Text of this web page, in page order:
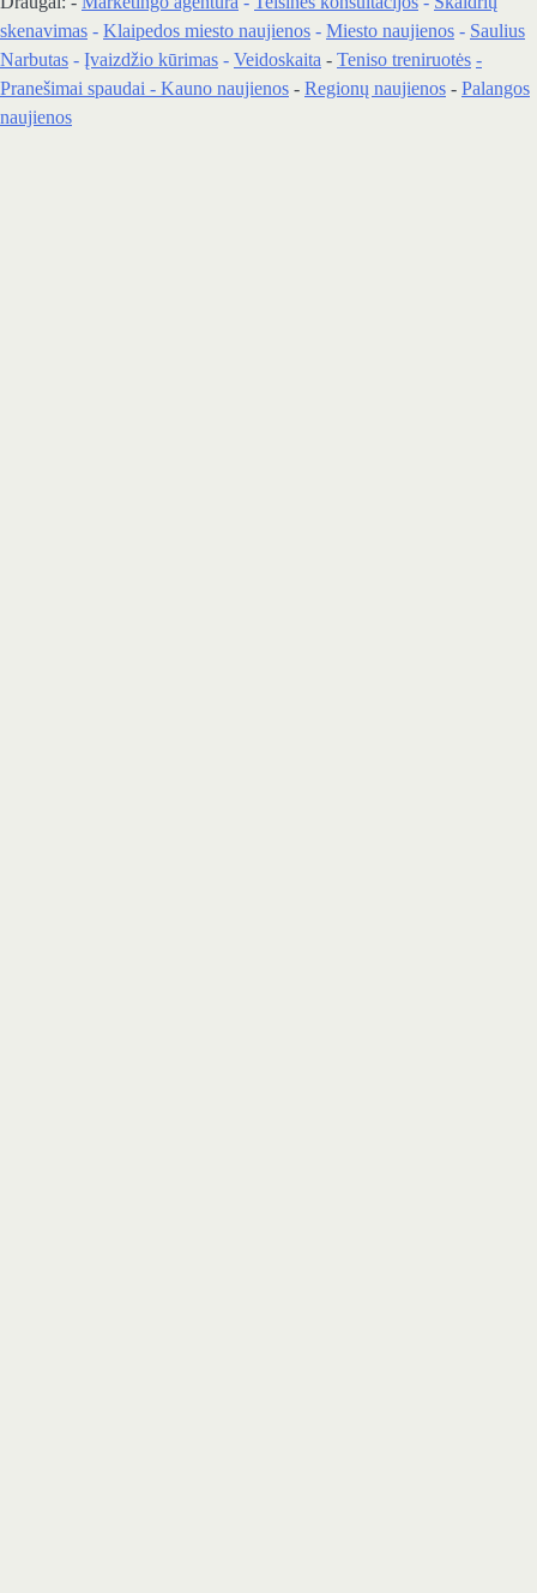
skenavimas - Klaipedos miesto naujienos - Miesto naujienos - Saulius
Narbutas - Įvaizdžio kūrimas - Veidoskaita - Teniso treniruotės -
Pranešimai spaudai - Kauno naujienos - Regionų naujienos - Palangos
naujienos